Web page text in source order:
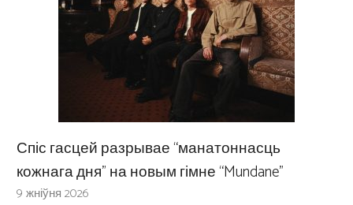
Спіс гасцей разрывае “манатоннасць
кожнага дня” на новым гімне “Mundane”
9 жніўня 2026